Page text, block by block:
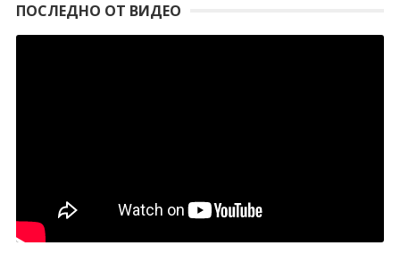
ПОСЛЕДНО ОТ ВИДЕО